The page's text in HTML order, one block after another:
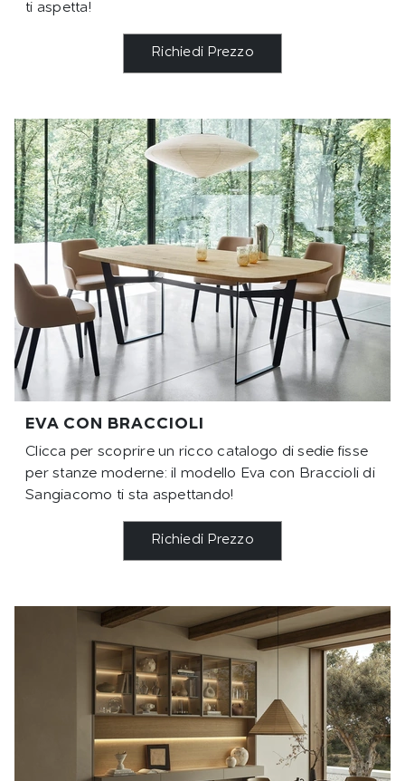
ti aspetta!
Richiedi Prezzo
EVA CON BRACCIOLI
Clicca per scoprire un ricco catalogo di sedie fisse
per stanze moderne: il modello Eva con Braccioli di
Sangiacomo ti sta aspettando!
Richiedi Prezzo